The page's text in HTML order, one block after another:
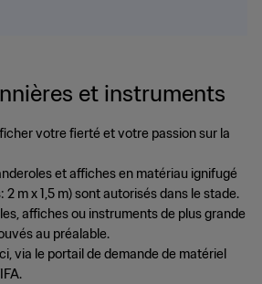
et instruments
votre fierté et votre passion sur la
et affiches en matériau ignifugé
2 m x 1,5 m) sont autorisés dans le stade.
affiches ou instruments de plus grande
au préalable.
via le portail de demande de matériel